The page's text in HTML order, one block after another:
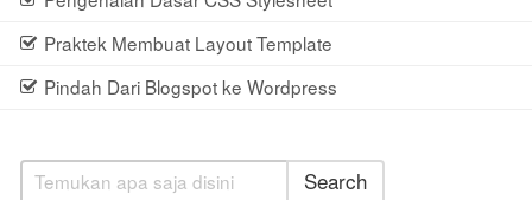
Praktek Membuat Layout Template
Pindah Dari Blogspot ke Wordpress
Search